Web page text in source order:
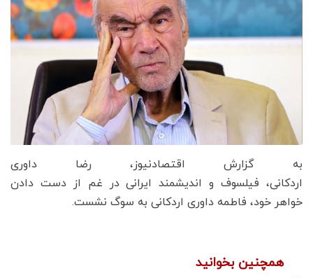
به گزارش اقتصادنیوز، رضا داوری
اردکانی، فیلسوف و اندیشمند ایرانی در غم از دست دادن
خواهر خود، فاطمه داوری اردکانی به سوگ نشست.
همچنین بخوانید